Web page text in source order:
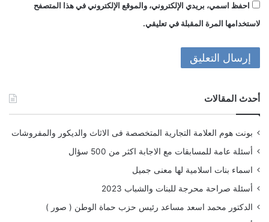
احفظ اسمي، بريدي الإلكتروني، والموقع الإلكتروني في هذا المتصفح
لاستخدامها المرة المقبلة في تعليقي.
أحدث المقالات
بونت هوم العلامة التجارية المتخصصة فى الاثاث والديكور والمفروشات
أسئلة عامة للمسابقات مع الاجابة اكثر من 500 سؤال
اسماء بنات اسلامية لها معنى جميل
أسئلة صراحة محرجة للبنات والشباب 2023
الدكتور محمد اسعد مساعد رئيس حزب حماة الوطن ( صور )